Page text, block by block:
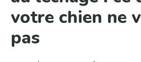
votre chien ne
pas